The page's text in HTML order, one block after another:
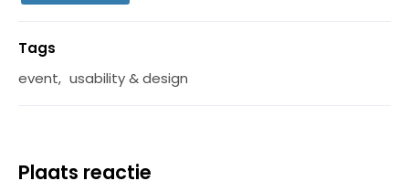
Tags
event, usability & design
Plaats reactie